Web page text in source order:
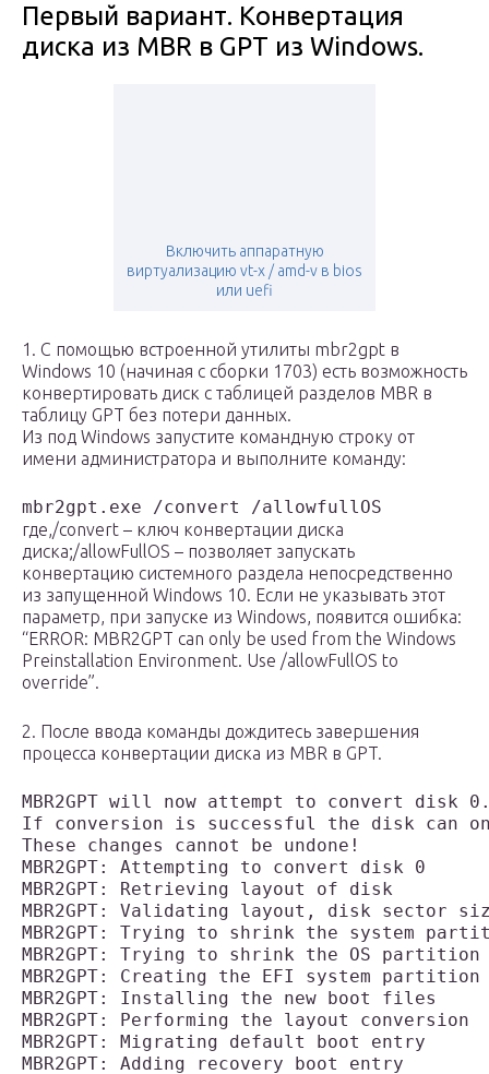
Первый вариант. Конвертация
диска из MBR в GPT из Windows.
Включить аппаратную
виртуализацию vt-x / amd-v в bios
или uefi
1. С помощью встроенной утилиты mbr2gpt в
Windows 10 (начиная с сборки 1703) есть возможность
конвертировать диск с таблицей разделов MBR в
таблицу GPT без потери данных.
Из под Windows запустите командную строку от
имени администратора и выполните команду:
mbr2gpt.exe /convert /allowfullOS
где,/convert – ключ конвертации диска
диска;/allowFullOS – позволяет запускать
конвертацию системного раздела непосредственно
из запущенной Windows 10. Если не указывать этот
параметр, при запуске из Windows, появится ошибка:
“ERROR: MBR2GPT can only be used from the Windows
Preinstallation Environment. Use /allowFullOS to
override”.
2. После ввода команды дождитесь завершения
процесса конвертации диска из MBR в GPT.
MBR2GPT will now attempt to convert disk
If conversion is successful the disk can
These changes cannot be undone!
MBR2GPT: Attempting to convert disk 0
MBR2GPT: Retrieving layout of disk
MBR2GPT: Validating layout, disk sector
MBR2GPT: Trying to shrink the system
MBR2GPT: Trying to shrink the OS partition
MBR2GPT: Creating the EFI system partition
MBR2GPT: Installing the new boot files
MBR2GPT: Performing the layout conversion
MBR2GPT: Migrating default boot entry
MBR2GPT: Adding recovery boot entry